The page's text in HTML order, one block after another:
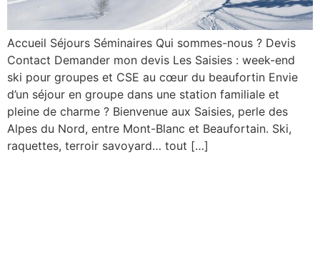
Accueil Séjours Séminaires Qui sommes-nous ? Devis
Contact Demander mon devis Les Saisies : week-end
ski pour groupes et CSE au cœur du beaufortin Envie
d’un séjour en groupe dans une station familiale et
pleine de charme ? Bienvenue aux Saisies, perle des
Alpes du Nord, entre Mont-Blanc et Beaufortain. Ski,
raquettes, terroir savoyard… tout […]